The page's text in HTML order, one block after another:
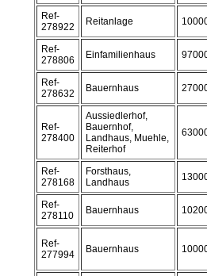
Ref-
278922
Reitanlage
Ref-
278806
Einfamilienhaus
Ref-
278632
Bauernhaus
Ref-
278400
Aussiedlerhof,
Bauernhof,
Landhaus, Muehle,
Reiterhof
Ref-
278168
Forsthaus,
Landhaus
Ref-
278110
Bauernhaus
Ref-
277994
Bauernhaus